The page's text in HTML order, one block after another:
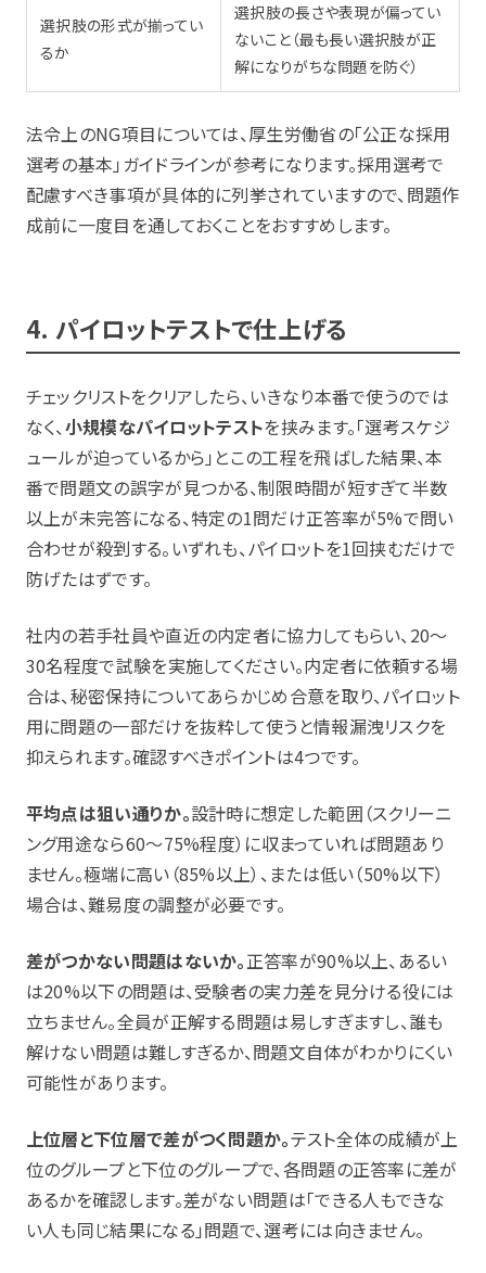
選択肢の形式が揃ってい
るか
選択肢の長さや表現が偏ってい
ないこと（最も長い選択肢が正
解になりがちな問題を防ぐ）
法令上のNG項目については、厚生労働省の「公正な採用
選考の基本」ガイドラインが参考になります。採用選考で
配慮すべき事項が具体的に列挙されていますので、問題作
成前に一度目を通しておくことをおすすめします。
4. パイロットテストで仕上げる
チェックリストをクリアしたら、いきなり本番で使うのでは
なく、小規模なパイロットテストを挟みます。「選考スケジ
ュールが迫っているから」とこの工程を飛ばした結果、本
番で問題文の誤字が見つかる、制限時間が短すぎて半数
以上が未完答になる、特定の1問だけ正答率が5%で問い
合わせが殺到する。いずれも、パイロットを1回挟むだけで
防げたはずです。
社内の若手社員や直近の内定者に協力してもらい、20〜
30名程度で試験を実施してください。内定者に依頼する場
合は、秘密保持についてあらかじめ合意を取り、パイロット
用に問題の一部だけを抜粋して使うと情報漏洩リスクを
抑えられます。確認すべきポイントは4つです。
平均点は狙い通りか。設計時に想定した範囲（スクリーニ
ング用途なら60〜75%程度）に収まっていれば問題あり
ません。極端に高い（85%以上）、または低い（50%以下）
場合は、難易度の調整が必要です。
差がつかない問題はないか。正答率が90%以上、あるい
は20%以下の問題は、受験者の実力差を見分ける役には
立ちません。全員が正解する問題は易しすぎますし、誰も
解けない問題は難しすぎるか、問題文自体がわかりにくい
可能性があります。
上位層と下位層で差がつく問題か。テスト全体の成績が上
位のグループと下位のグループで、各問題の正答率に差が
あるかを確認します。差がない問題は「できる人もできな
い人も同じ結果になる」問題で、選考には向きません。